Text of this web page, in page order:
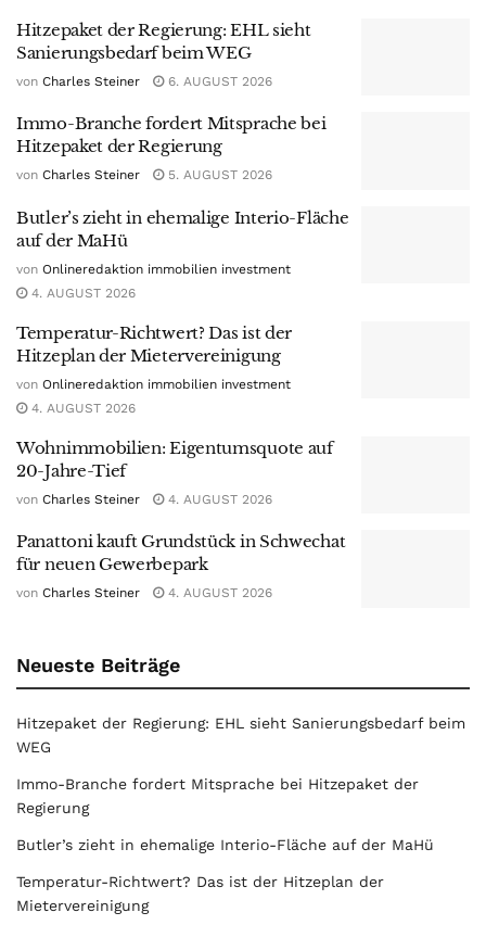
Hitzepaket der Regierung: EHL sieht
Sanierungsbedarf beim WEG
von Charles Steiner 6. AUGUST 2026
Immo-Branche fordert Mitsprache bei
Hitzepaket der Regierung
von Charles Steiner 5. AUGUST 2026
Butler’s zieht in ehemalige Interio-Fläche
auf der MaHü
von Onlineredaktion immobilien investment
4. AUGUST 2026
Temperatur-Richtwert? Das ist der
Hitzeplan der Mietervereinigung
von Onlineredaktion immobilien investment
4. AUGUST 2026
Wohnimmobilien: Eigentumsquote auf
20-Jahre-Tief
von Charles Steiner 4. AUGUST 2026
Panattoni kauft Grundstück in Schwechat
für neuen Gewerbepark
von Charles Steiner 4. AUGUST 2026
Neueste Beiträge
Hitzepaket der Regierung: EHL sieht Sanierungsbedarf beim
WEG
Immo-Branche fordert Mitsprache bei Hitzepaket der
Regierung
Butler’s zieht in ehemalige Interio-Fläche auf der MaHü
Temperatur-Richtwert? Das ist der Hitzeplan der
Mietervereinigung